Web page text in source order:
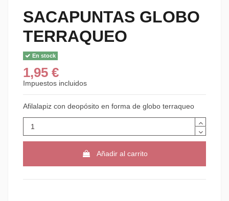
SACAPUNTAS GLOBO
TERRAQUEO
En stock
1,95 €
Impuestos incluidos
Afilalapiz con deopósito en forma de globo terraqueo
Añadir al carrito